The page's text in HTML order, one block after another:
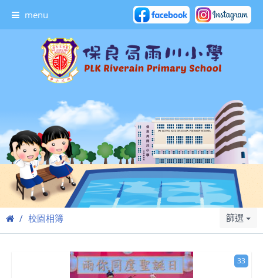
menu
校園相簿 篩選
33